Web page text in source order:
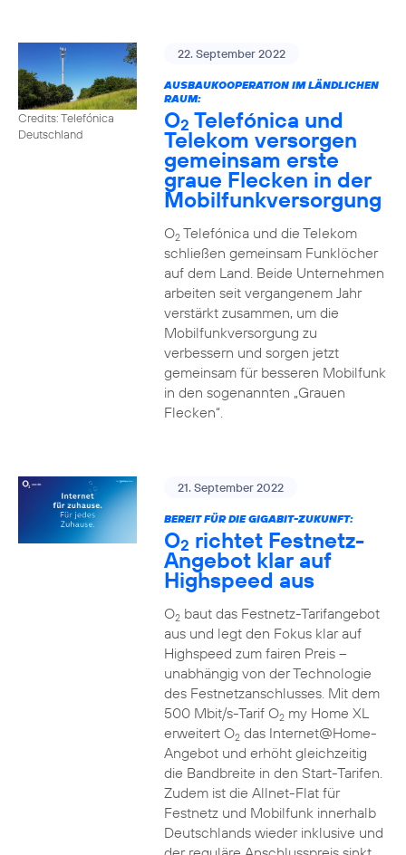
Credits: Telefónica
Deutschland
22. September 2022
AUSBAUKOOPERATION IM LÄNDLICHEN
RAUM:
O2 Telefónica und
Telekom versorgen
gemeinsam erste
graue Flecken in der
Mobilfunkversorgung
O2Telefónica und die Telekom
schließen gemeinsam Funklöcher
auf dem Land. Beide Unternehmen
arbeiten seit vergangenem Jahr
verstärkt zusammen, um die
Mobilfunkversorgung zu
verbessern und sorgen jetzt
gemeinsam für besseren Mobilfunk
in den sogenannten „Grauen
Flecken“.
21. September 2022
BEREIT FÜR DIE GIGABIT-ZUKUNFT:
O2 richtet Festnetz-
Angebot klar auf
Highspeed aus
O2baut das Festnetz-Tarifangebot
aus und legt den Fokus klar auf
Highspeed zum fairen Preis –
unabhängig von der Technologie
des Festnetzanschlusses. Mit dem
500 Mbit/s-Tarif O2my Home XL
erweitert O2das Internet@Home-
Angebot und erhöht gleichzeitig
die Bandbreite in den Start-Tarifen.
Zudem ist die Allnet-Flat für
Festnetz und Mobilfunk innerhalb
Deutschlands wieder inklusive und